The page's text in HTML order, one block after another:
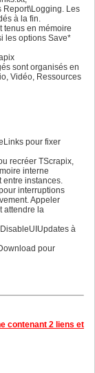
Report\Logging. Les
à la fin.
tenus en mémoire
les options Save*
sont organisés en
Vidéo, Ressources
pour fixer
recréer TScrapix,
interne
entre instances.
interruptions
Appeler
attendre la
à
pour
contenant 2 liens et